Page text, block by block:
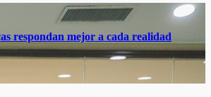
respondan mejor a cada realidad